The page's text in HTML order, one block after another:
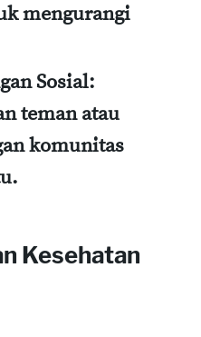
mengurangi
Sosial:
teman atau
komunitas
Kesehatan